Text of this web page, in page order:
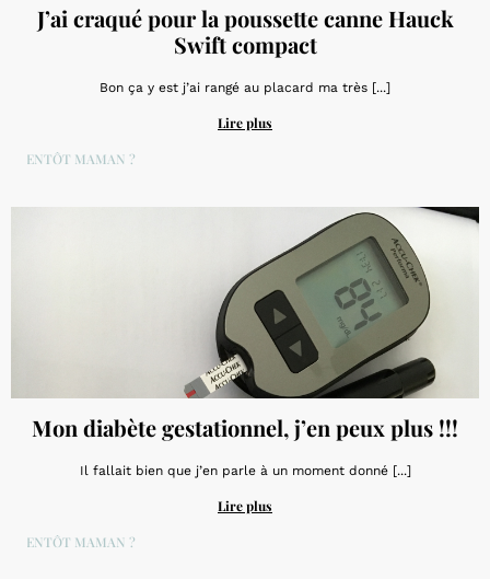
J’ai craqué pour la poussette canne Hauck
Swift compact
Bon ça y est j’ai rangé au placard ma très [...]
Lire plus
BIENTÔT MAMAN ?
Mon diabète gestationnel, j’en peux plus !!!
Il fallait bien que j’en parle à un moment donné [...]
Lire plus
BIENTÔT MAMAN ?